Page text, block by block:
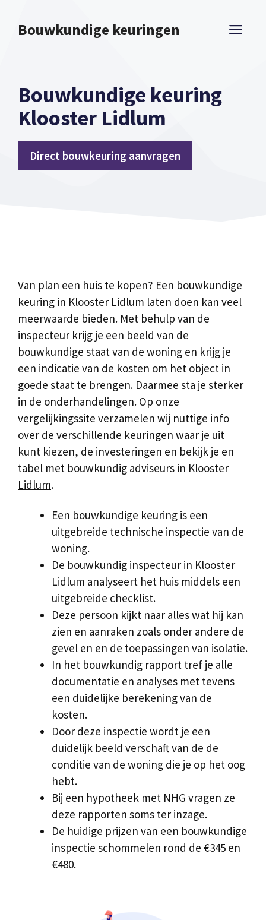
naarBouwkundige keuringen
Bouwkundige keuring
Klooster Lidlum
Direct bouwkeuring aanvragen
Van plan een huis te kopen? Een bouwkundige
keuring in Klooster Lidlum laten doen kan veel
meerwaarde bieden. Met behulp van de
inspecteur krijg je een beeld van de
bouwkundige staat van de woning en krijg je
een indicatie van de kosten om het object in
goede staat te brengen. Daarmee sta je sterker
in de onderhandelingen. Op onze
vergelijkingssite verzamelen wij nuttige info
over de verschillende keuringen waar je uit
kunt kiezen, de investeringen en bekijk je en
tabel met bouwkundig adviseurs in Klooster
Lidlum.
Een bouwkundige keuring is een
uitgebreide technische inspectie van de
woning.
De bouwkundig inspecteur in Klooster
Lidlum analyseert het huis middels een
uitgebreide checklist.
Deze persoon kijkt naar alles wat hij kan
zien en aanraken zoals onder andere de
gevel en en de toepassingen van isolatie.
In het bouwkundig rapport tref je alle
documentatie en analyses met tevens
een duidelijke berekening van de
kosten.
Door deze inspectie wordt je een
duidelijk beeld verschaft van de de
conditie van de woning die je op het oog
hebt.
Bij een hypotheek met NHG vragen ze
deze rapporten soms ter inzage.
De huidige prijzen van een bouwkundige
inspectie schommelen rond de €345 en
€480.